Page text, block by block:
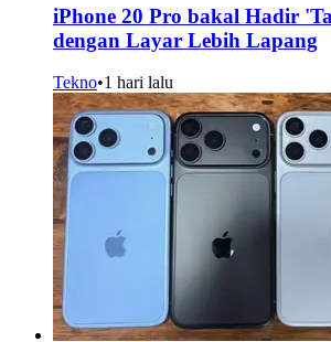
iPhone 20 Pro bakal Hadir
dengan Layar Lebih Lapang
Tekno•1 hari lalu